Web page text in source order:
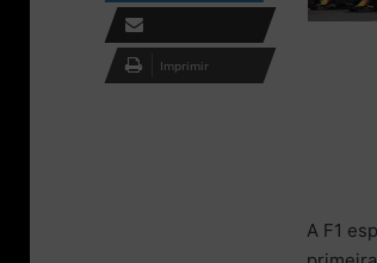
A F1
Compartilhar via e-
mail
Imprimir